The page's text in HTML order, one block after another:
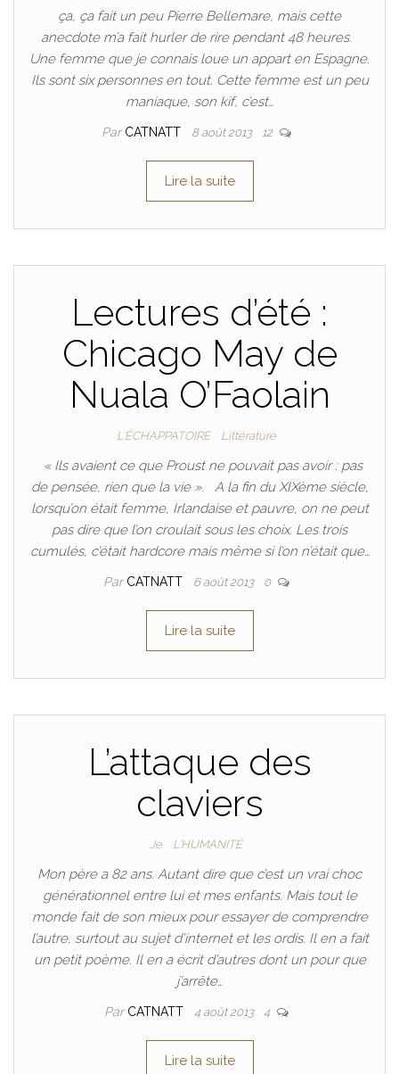
ça, ça fait un peu Pierre Bellemare, mais cette
anecdote m’a fait hurler de rire pendant 48 heures.
Une femme que je connais loue un appart en Espagne.
Ils sont six personnes en tout. Cette femme est un peu
maniaque, son kif, c’est…
Par CATNATT 8 août 2013 12
Lire la suite
Lectures d’été :
Chicago May de
Nuala O’Faolain
L'ÉCHAPPATOIRE Littérature
« Ils avaient ce que Proust ne pouvait pas avoir : pas
de pensée, rien que la vie ». A la fin du XIXème siècle,
lorsqu’on était femme, Irlandaise et pauvre, on ne peut
pas dire que l’on croulait sous les choix. Les trois
cumulés, c’était hardcore mais même si l’on n’était que…
Par CATNATT 6 août 2013 0
Lire la suite
L’attaque des
claviers
Je L'HUMANITÉ
Mon père a 82 ans. Autant dire que c’est un vrai choc
générationnel entre lui et mes enfants. Mais tout le
monde fait de son mieux pour essayer de comprendre
l’autre, surtout au sujet d’internet et les ordis. Il en a fait
un petit poème. Il en a écrit d’autres dont un pour que
j’arrête…
Par CATNATT 4 août 2013 4
Lire la suite